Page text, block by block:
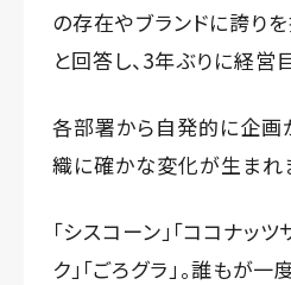
の存在やブランドに誇りを
と回答し、3年ぶりに経営
各部署から自発的に企画
織に確かな変化が生まれ
「シスコーン」「ココナッツ
ク」「ごろグラ」――。誰も